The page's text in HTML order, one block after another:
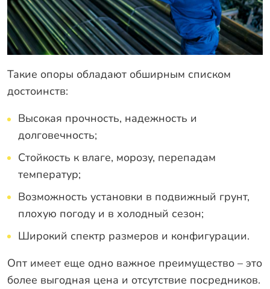
Такие опоры обладают обширным списком
достоинств:
Высокая прочность, надежность и
долговечность;
Стойкость к влаге, морозу, перепадам
температур;
Возможность установки в подвижный грунт,
плохую погоду и в холодный сезон;
Широкий спектр размеров и конфигурации.
Опт имеет еще одно важное преимущество – это
более выгодная цена и отсутствие посредников.